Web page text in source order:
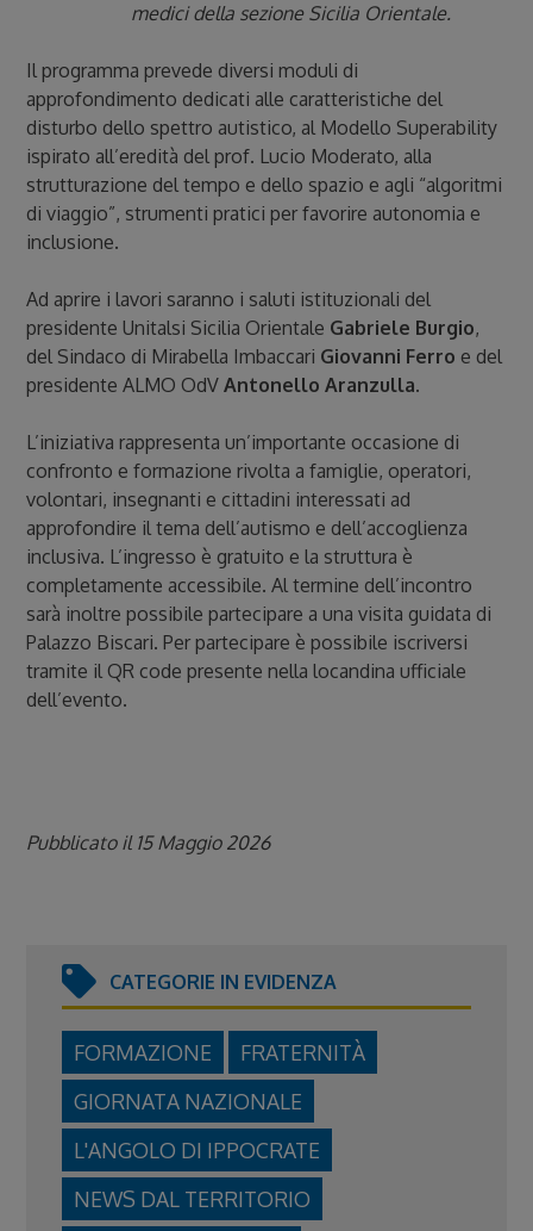
medici della sezione Sicilia Orientale.
Il programma prevede diversi moduli di
approfondimento dedicati alle caratteristiche del
disturbo dello spettro autistico, al Modello Superability
ispirato all’eredità del prof. Lucio Moderato, alla
strutturazione del tempo e dello spazio e agli “algoritmi
di viaggio”, strumenti pratici per favorire autonomia e
inclusione.
Ad aprire i lavori saranno i saluti istituzionali del
presidente Unitalsi Sicilia Orientale Gabriele Burgio,
del Sindaco di Mirabella Imbaccari Giovanni Ferro e del
presidente ALMO OdVAntonello Aranzulla.
L’iniziativa rappresenta un’importante occasione di
confronto e formazione rivolta a famiglie, operatori,
volontari, insegnanti e cittadini interessati ad
approfondire il tema dell’autismo e dell’accoglienza
inclusiva. L’ingresso è gratuito e la struttura è
completamente accessibile. Al termine dell’incontro
sarà inoltre possibile partecipare a una visita guidata di
Palazzo Biscari. Per partecipare è possibile iscriversi
tramite il QR code presente nella locandina ufficiale
dell’evento.
Pubblicato il 15 Maggio 2026
CATEGORIE IN EVIDENZA
FORMAZIONE
FRATERNITÀ
GIORNATA NAZIONALE
L'ANGOLO DI IPPOCRATE
NEWS DAL TERRITORIO